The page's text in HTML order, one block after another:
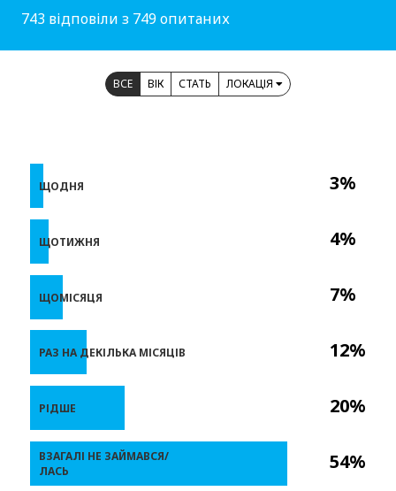
743 відповіли з 749 опитаних
ВСЕ ВІК СТАТЬ ЛОКАЦІЯ
3%
4%
7%
12%
20%
54%
ЩОДНЯ
ЩОТИЖНЯ
ЩОМІСЯЦЯ
РАЗ НА ДЕКІЛЬКА МІСЯЦІВ
РІДШЕ
ВЗАГАЛІ НЕ ЗАЙМАВСЯ/
ЛАСЬ